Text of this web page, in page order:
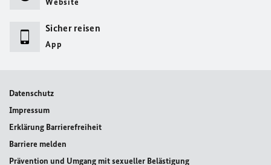
Website
Sicher reisen
App
Datenschutz
Impressum
Erklärung Barrierefreiheit
Barriere melden
Prävention und Umgang mit sexueller Belästigung